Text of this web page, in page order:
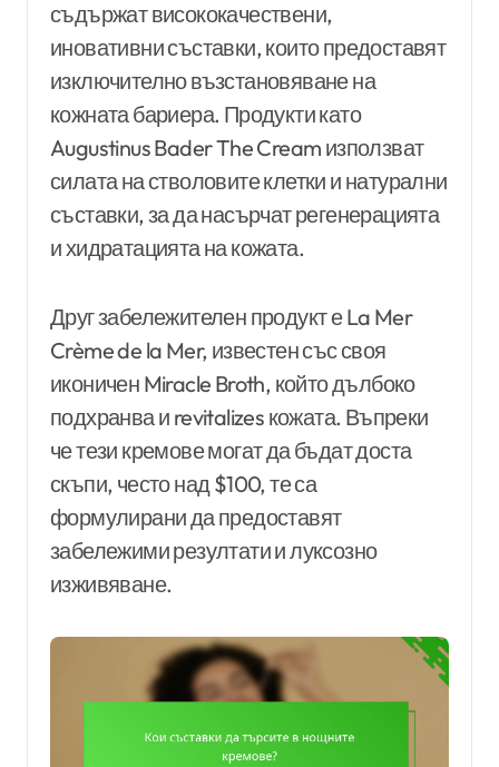
съдържат висококачествени,
иновативни съставки, които предоставят
изключително възстановяване на
кожната бариера. Продукти като
Augustinus Bader The Cream използват
силата на стволовите клетки и натурални
съставки, за да насърчат регенерацията
и хидратацията на кожата.
Друг забележителен продукт е La Mer
Crème de la Mer, известен със своя
иконичен Miracle Broth, който дълбоко
подхранва и revitalizes кожата. Въпреки
че тези кремове могат да бъдат доста
скъпи, често над $100, те са
формулирани да предоставят
забележими резултати и луксозно
изживяване.